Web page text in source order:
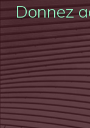
Donnez